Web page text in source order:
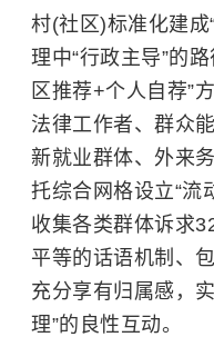
村(社区)标准化建成
理中“行政主导”的
区推荐+个人自荐”
法律工作者、群众
新就业群体、外来
托综合网格设立“流
收集各类群体诉求
平等的话语机制、
充分享有归属感，
理”的良性互动。